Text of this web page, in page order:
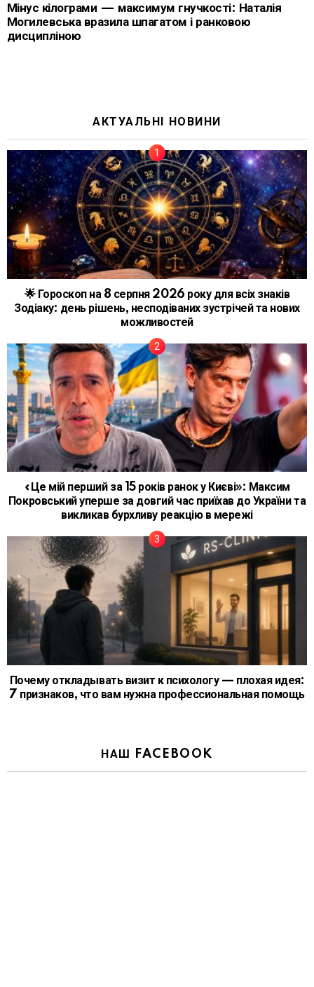
Мінус кілограми — максимум гнучкості: Наталія
Могилевська вразила шпагатом і ранковою
дисципліною
АКТУАЛЬНІ НОВИНИ
🌟 Гороскоп на 8 серпня 2026 року для всіх знаків
Зодіаку: день рішень, несподіваних зустрічей та нових
можливостей
«Це мій перший за 15 років ранок у Києві»: Максим
Покровський уперше за довгий час приїхав до України та
викликав бурхливу реакцію в мережі
Почему откладывать визит к психологу — плохая идея:
7 признаков, что вам нужна профессиональная помощь
НАШ FACEBOOK